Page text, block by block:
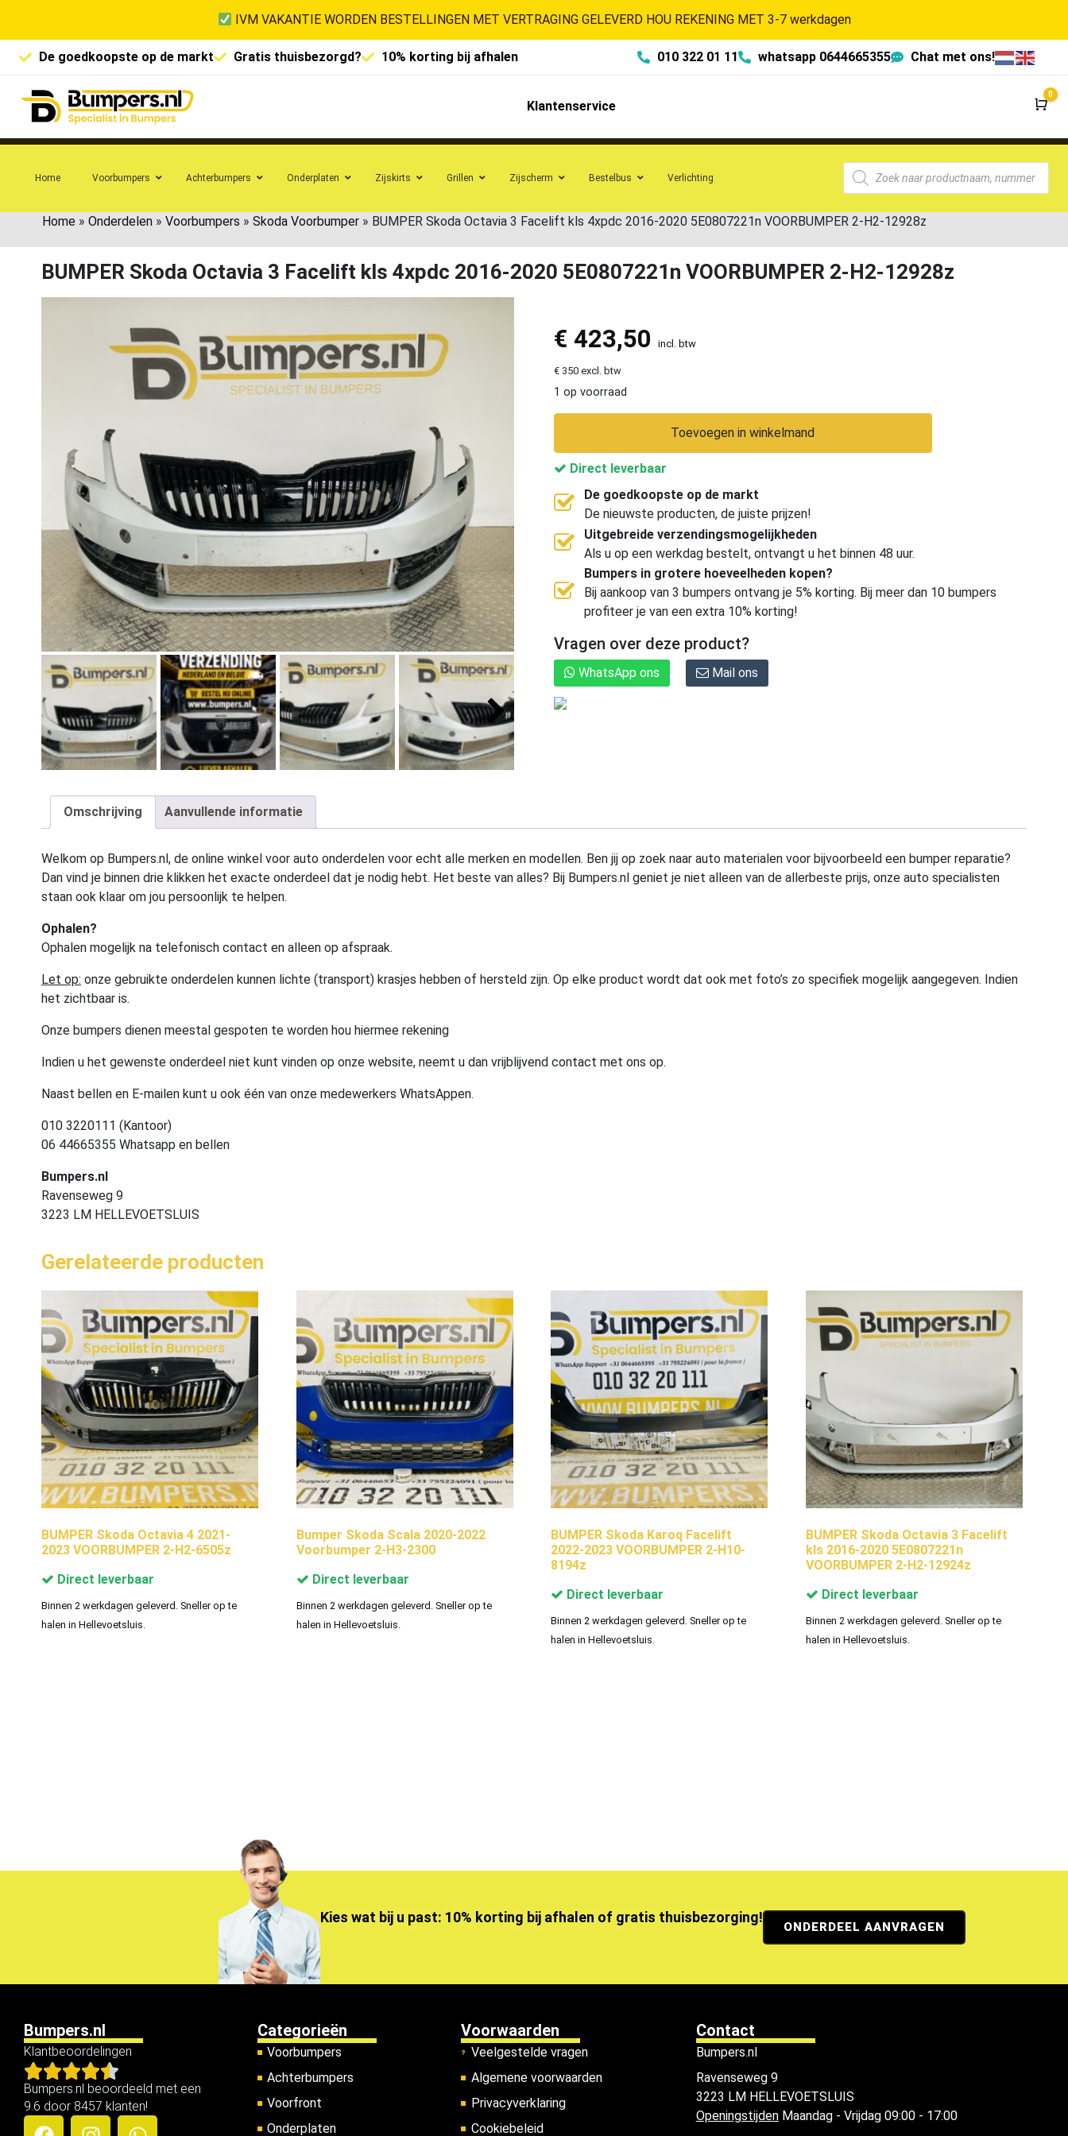
IVM VAKANTIE WORDEN BESTELLINGEN MET VERTRAGING GELEVERD HOU REKENING MET 3-7 werkdagen
De goedkoopste op de markt Gratis thuisbezorgd? 10% korting bij afhalen 010 322 01 11 whatsapp 0644665355 Chat met ons!
Klantenservice
0
Home Voorbumpers Achterbumpers Onderplaten Zijskirts Grillen Zijscherm Bestelbus Verlichting
Home » Onderdelen » Voorbumpers » Skoda Voorbumper » BUMPER Skoda Octavia 3 Facelift kls 4xpdc 2016-2020 5E0807221n VOORBUMPER 2-H2-12928z
BUMPER Skoda Octavia 3 Facelift kls 4xpdc 2016-2020 5E0807221n VOORBUMPER 2-H2-12928z
€ 423,50 incl. btw
€ 350 excl. btw
1 op voorraad
Toevoegen in winkelmand
Direct leverbaar
De goedkoopste op de markt
De nieuwste producten, de juiste prijzen!
Uitgebreide verzendingsmogelijkheden
Als u op een werkdag bestelt, ontvangt u het binnen 48 uur.
Bumpers in grotere hoeveelheden kopen?
Bij aankoop van 3 bumpers ontvang je 5% korting. Bij meer dan 10 bumpers
profiteer je van een extra 10% korting!
Vragen over deze product?
WhatsApp ons Mail ons
Omschrijving Aanvullende informatie
Welkom op Bumpers.nl, de online winkel voor auto onderdelen voor echt alle merken en modellen. Ben jij op zoek naar auto materialen voor bijvoorbeeld een bumper reparatie?
Dan vind je binnen drie klikken het exacte onderdeel dat je nodig hebt. Het beste van alles? Bij Bumpers.nl geniet je niet alleen van de allerbeste prijs, onze auto specialisten
staan ook klaar om jou persoonlijk te helpen.
Ophalen?
Ophalen mogelijk na telefonisch contact en alleen op afspraak.
Let op: onze gebruikte onderdelen kunnen lichte (transport) krasjes hebben of hersteld zijn. Op elke product wordt dat ook met foto’s zo specifiek mogelijk aangegeven. Indien
het zichtbaar is.
Onze bumpers dienen meestal gespoten te worden hou hiermee rekening
Indien u het gewenste onderdeel niet kunt vinden op onze website, neemt u dan vrijblijvend contact met ons op.
Naast bellen en E-mailen kunt u ook één van onze medewerkers WhatsAppen.
010 3220111 (Kantoor)
06 44665355 Whatsapp en bellen
Bumpers.nl
Ravenseweg 9
3223 LM HELLEVOETSLUIS
Gerelateerde producten
BUMPER Skoda Octavia 4 2021-
2023 VOORBUMPER 2-H2-6505z
Direct leverbaar
Binnen 2 werkdagen geleverd. Sneller op te
halen in Hellevoetsluis.
Bumper Skoda Scala 2020-2022
Voorbumper 2-H3-2300
Direct leverbaar
Binnen 2 werkdagen geleverd. Sneller op te
halen in Hellevoetsluis.
BUMPER Skoda Karoq Facelift
2022-2023 VOORBUMPER 2-H10-
8194z
Direct leverbaar
Binnen 2 werkdagen geleverd. Sneller op te
halen in Hellevoetsluis.
BUMPER Skoda Octavia 3 Facelift
kls 2016-2020 5E0807221n
VOORBUMPER 2-H2-12924z
Direct leverbaar
Binnen 2 werkdagen geleverd. Sneller op te
halen in Hellevoetsluis.
Kies wat bij u past: 10% korting bij afhalen of gratis thuisbezorging!
ONDERDEEL AANVRAGEN
Bumpers.nl
Klantbeoordelingen
Bumpers.nl beoordeeld met een
9.6 door 8457 klanten!
Categorieën
Voorbumpers
Achterbumpers
Voorfront
Onderplaten
Voorwaarden
Veelgestelde vragen
Algemene voorwaarden
Privacyverklaring
Cookiebeleid
Contact
Bumpers.nl
Ravenseweg 9
3223 LM HELLEVOETSLUIS
OpeningstijdenMaandag - Vrijdag 09:00 - 17:00